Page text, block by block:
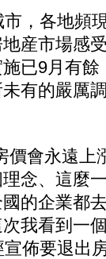
，各地頻
産市場感
已9月有
有的嚴厲
會永遠上
念、這麼
的企業都
我看到一
佈要退出